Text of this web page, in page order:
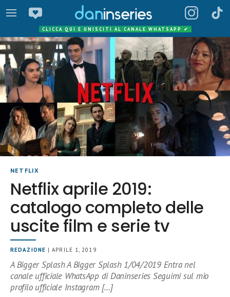
CLICCA QUI E UNISCITI AL CANALE WHATSAPP ✔
NETFLIX
Netflix aprile 2019:
catalogo completo delle
uscite film e serie tv
REDAZIONE | APRILE 1, 2019
A Bigger Splash A Bigger Splash 1/04/2019 Entra nel
canale ufficiale WhatsApp di Daninseries Seguimi sul mio
profilo ufficiale Instagram […]